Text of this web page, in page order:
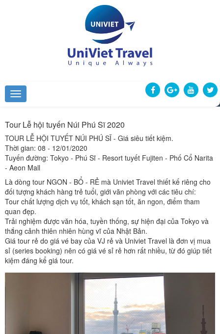
Tour Lễ hội tuyến Núi Phú Sĩ 2020
TOUR LỄ HỘI TUYẾT NÚI PHÚ SĨ - Giá siêu tiết kiệm.
Thời gian: 08 - 12/01/2020
Tuyến đường: Tokyo - Phú Sĩ - Resort tuyết Fujiten - Phố Cổ Narita
- Aeon Mall
Là dòng tour NGON - BỔ - RẺ mà Univiet Travel thiết kế riêng cho
đối tượng khách hàng trẻ tuổi, giới văn phòng với các tiêu chí:
Tour chất lượng dịch vụ tốt, khách sạn tốt, ăn ngon, điểm tham
quan đẹp.
Trải nghiệm được văn hóa, tuyền thống, sự hiện đại của Tokyo và
thắng cảnh thiên nhiên hùng vĩ của Nhật Bản.
Giá tour rẻ do giá vé bay của VJ rẻ và Univiet Travel là đơn vị mua
sỉ (series booking) nên có giá vé sỉ rẻ hơn rất nhiều, từ đó giúp tiết
kiệm đáng kể giá tour.